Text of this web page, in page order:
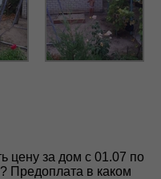
цену за дом с 01.07 по
Предоплата в каком